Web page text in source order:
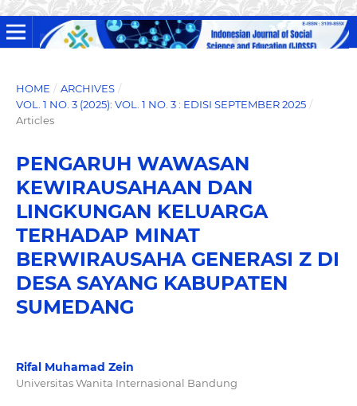
HOME / ARCHIVES /
VOL. 1 NO. 3 (2025): VOL. 1 NO. 3 : EDISI SEPTEMBER 2025 /
Articles
PENGARUH WAWASAN
KEWIRAUSAHAAN DAN
LINGKUNGAN KELUARGA
TERHADAP MINAT
BERWIRAUSAHA GENERASI Z DI
DESA SAYANG KABUPATEN
SUMEDANG
Rifal Muhamad Zein
Universitas Wanita Internasional Bandung